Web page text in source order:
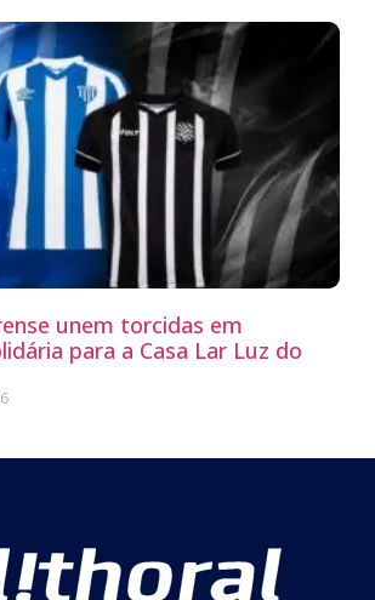
unem torcidas em
para a Casa Lar Luz do